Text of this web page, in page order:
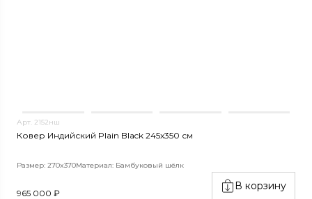
Арт. 2152нш
Ковер Индийский Plain Black 245x350 см
Размер: 270x370Материал: Бамбуковый шёлк
965 000 ₽
В корзину